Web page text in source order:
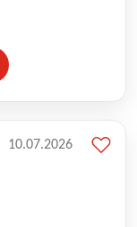
10.07.2026